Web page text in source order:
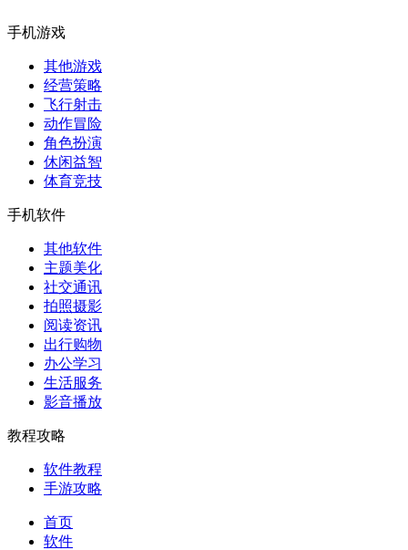
手机游戏
其他游戏
经营策略
飞行射击
动作冒险
角色扮演
休闲益智
体育竞技
手机软件
其他软件
主题美化
社交通讯
拍照摄影
阅读资讯
出行购物
办公学习
生活服务
影音播放
教程攻略
软件教程
手游攻略
首页
软件